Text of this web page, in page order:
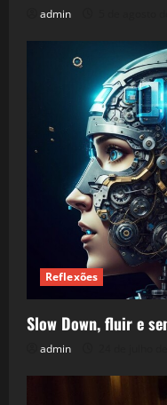
admin
Reflexões
Slow Down, fluir e
admin